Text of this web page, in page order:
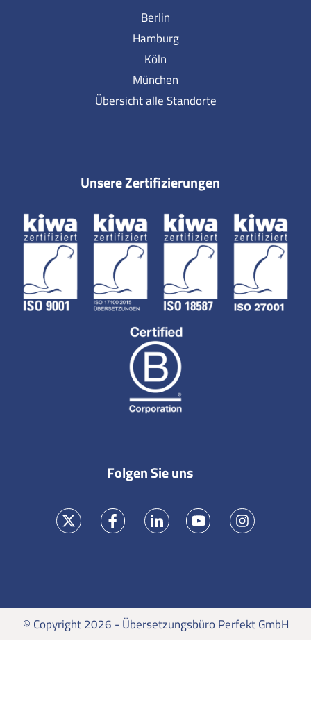
Berlin
Hamburg
Köln
München
Übersicht alle Standorte
Unsere Zertifizierungen
Folgen Sie uns
© Copyright 2026 - Übersetzungsbüro Perfekt GmbH